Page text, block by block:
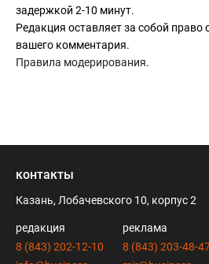
задержкой 2-10 минут.
Редакция оставляет за собой право
вашего комментария.
Правила модерирования.
контакты
Казань, Лобачевского 10, корпус 2
редакция
8 (843) 202-12-10
реклама
8 (843) 203-48-